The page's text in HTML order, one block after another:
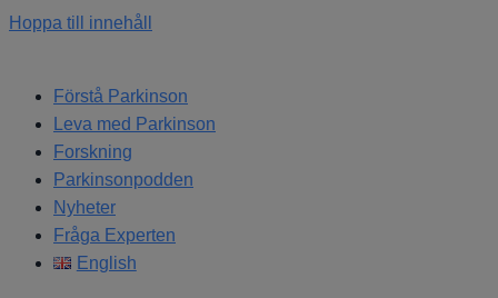
Hoppa till innehåll
Förstå Parkinson
Leva med Parkinson
Forskning
Parkinsonpodden
Nyheter
Fråga Experten
English